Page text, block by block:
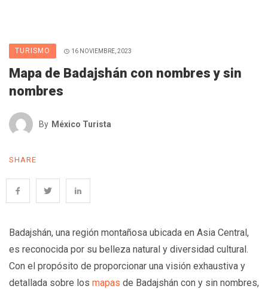
TURISMO 16 NOVIEMBRE, 2023
Mapa de Badajshán con nombres y sin
nombres
By México Turista
SHARE
Badajshán, una región montañosa ubicada en Asia Central,
es reconocida por su belleza natural y diversidad cultural.
Con el propósito de proporcionar una visión exhaustiva y
detallada sobre los mapas de Badajshán con y sin nombres,